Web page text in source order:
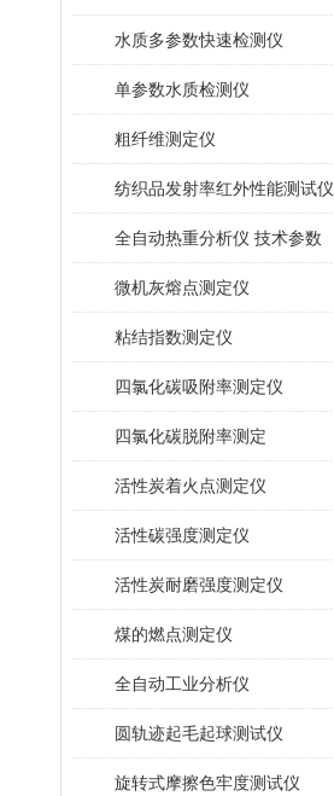
水质多参数快速检测仪
单参数水质检测仪
粗纤维测定仪
纺织品发射率红外性能测试仪
全自动热重分析仪 技术参数
微机灰熔点测定仪
粘结指数测定仪
四氯化碳吸附率测定仪
四氯化碳脱附率测定
活性炭着火点测定仪
活性碳强度测定仪
活性炭耐磨强度测定仪
煤的燃点测定仪
全自动工业分析仪
圆轨迹起毛起球测试仪
旋转式摩擦色牢度测试仪